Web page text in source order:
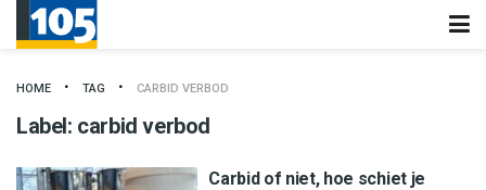
HOME TAG CARBID VERBOD
Label: carbid verbod
Carbid of niet, hoe schiet je